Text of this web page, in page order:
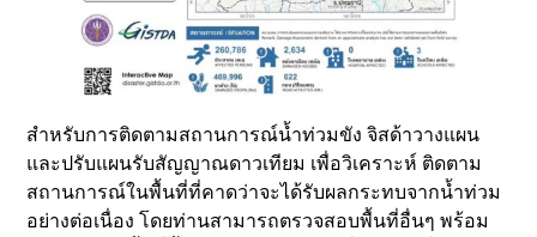
สำหรับการติดตามสถานการณ์น้ำท่วมขัง จิสด้าวางแผน
และปรับแผนรับสัญญาณดาวเทียม เพื่อวิเคราะห์ ติดตาม
สถานการณ์ในพื้นที่ที่คาดว่าจะได้รับผลกระทบจากน้ำท่วม
อย่างต่อเนื่อง โดยท่านสามารถตรวจสอบพื้นที่อื่นๆ พร้อม